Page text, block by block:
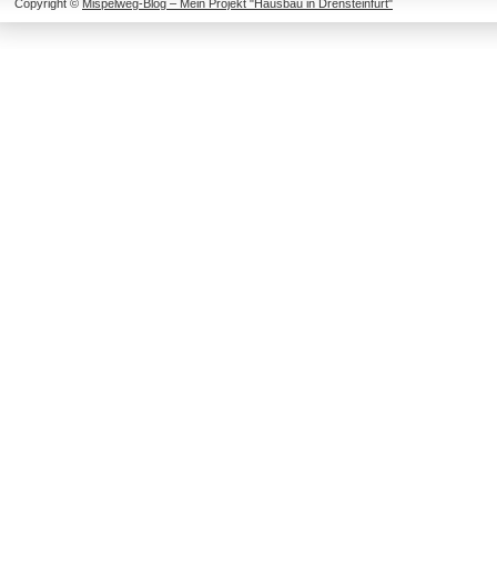
Copyright © Mispelweg-Blog – Mein Projekt "Hausbau in Drensteinfurt"